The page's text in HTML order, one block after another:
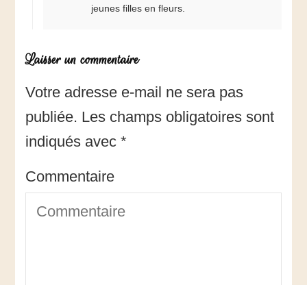
jeunes filles en fleurs.
Laisser un commentaire
Votre adresse e-mail ne sera pas
publiée. Les champs obligatoires sont
indiqués avec*
Commentaire